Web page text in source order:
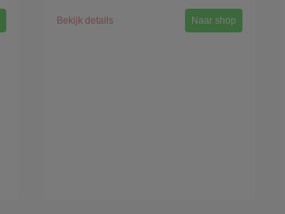
Bekijk details Naar shop